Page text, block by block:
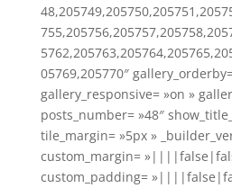
05769,205770″
gallery_responsive= »on »
posts_number= »48″
tile_margin= »5px »
custom_margin=
custom_padding=